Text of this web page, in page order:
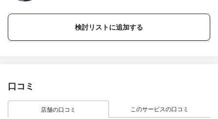
検討リストに追加する
口コミ
店舗の口コミ このサービスの口コミ